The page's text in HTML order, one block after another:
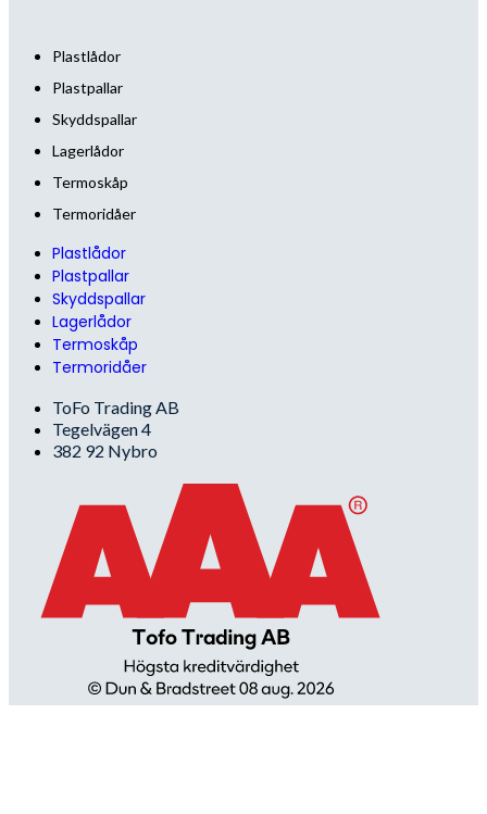
Plastlådor
Plastpallar
Skyddspallar
Lagerlådor
Termoskåp
Termoridåer
Plastlådor
Plastpallar
Skyddspallar
Lagerlådor
Termoskåp
Termoridåer
ToFo Trading AB
Tegelvägen 4
382 92 Nybro